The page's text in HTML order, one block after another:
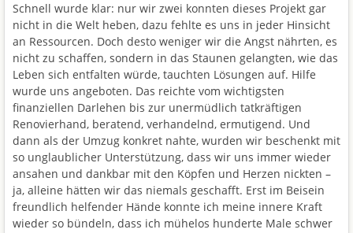
Schnell wurde klar: nur wir zwei konnten dieses Projekt gar
nicht in die Welt heben, dazu fehlte es uns in jeder Hinsicht
an Ressourcen. Doch desto weniger wir die Angst nährten, es
nicht zu schaffen, sondern in das Staunen gelangten, wie das
Leben sich entfalten würde, tauchten Lösungen auf. Hilfe
wurde uns angeboten. Das reichte vom wichtigsten
finanziellen Darlehen bis zur unermüdlich tatkräftigen
Renovierhand, beratend, verhandelnd, ermutigend. Und
dann als der Umzug konkret nahte, wurden wir beschenkt mit
so unglaublicher Unterstützung, dass wir uns immer wieder
ansahen und dankbar mit den Köpfen und Herzen nickten –
ja, alleine hätten wir das niemals geschafft. Erst im Beisein
freundlich helfender Hände konnte ich meine innere Kraft
wieder so bündeln, dass ich mühelos hunderte Male schwer